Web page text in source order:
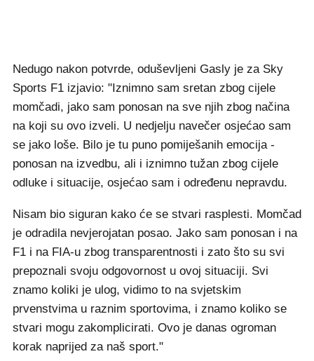
Nedugo nakon potvrde, oduševljeni Gasly je za Sky
Sports F1 izjavio: "Iznimno sam sretan zbog cijele
momčadi, jako sam ponosan na sve njih zbog načina
na koji su ovo izveli. U nedjelju navečer osjećao sam
se jako loše. Bilo je tu puno pomiješanih emocija -
ponosan na izvedbu, ali i iznimno tužan zbog cijele
odluke i situacije, osjećao sam i određenu nepravdu.
Nisam bio siguran kako će se stvari rasplesti. Momčad
je odradila nevjerojatan posao. Jako sam ponosan i na
F1 i na FIA-u zbog transparentnosti i zato što su svi
prepoznali svoju odgovornost u ovoj situaciji. Svi
znamo koliki je ulog, vidimo to na svjetskim
prvenstvima u raznim sportovima, i znamo koliko se
stvari mogu zakomplicirati. Ovo je danas ogroman
korak naprijed za naš sport."